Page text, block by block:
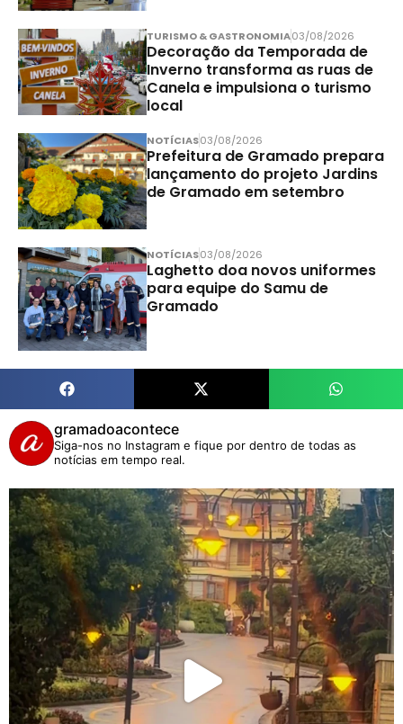
TURISMO & GASTRONOMIA03/08/2026
Decoração da Temporada de
Inverno transforma as ruas de
Canela e impulsiona o turismo
local
NOTÍCIAS03/08/2026
Prefeitura de Gramado prepara
lançamento do projeto Jardins
de Gramado em setembro
NOTÍCIAS03/08/2026
Laghetto doa novos uniformes
para equipe do Samu de
Gramado
gramadoacontece
Siga-nos no Instagram e fique por dentro de todas as
notícias em tempo real.